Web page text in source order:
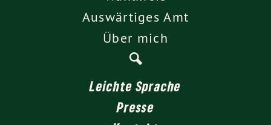
Auswärtiges Amt
Über mich
Leichte Sprache
Presse